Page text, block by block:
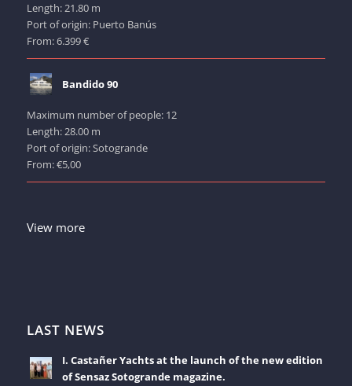
Length: 21.80 m
Port of origin: Puerto Banús
From: 6.399 €
Bandido 90
Maximum number of people: 12
Length: 28.00 m
Port of origin: Sotogrande
From: €5,00
View more
LAST NEWS
I. Castañer Yachts at the launch of the new edition
of Sensaz Sotogrande magazine.